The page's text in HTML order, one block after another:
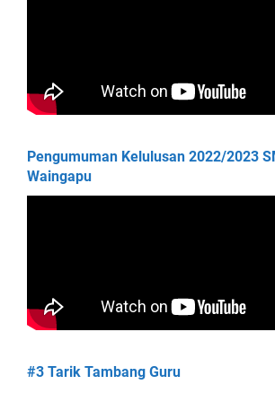
Pengumuman Kelulusan 2022/2023
Waingapu
#3 Tarik Tambang Guru